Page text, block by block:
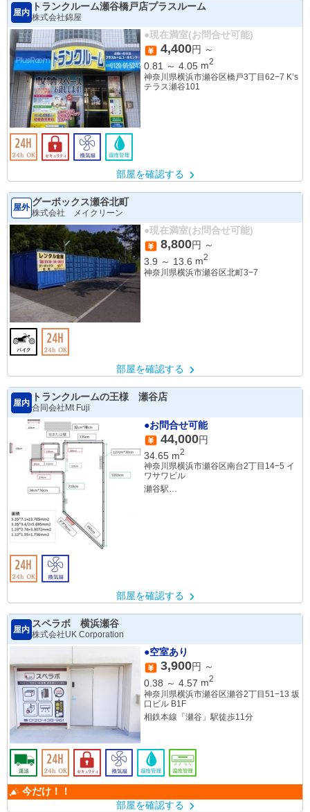
屋内
トランクルーム瀬谷橋戸店プラスルーム
株式会社錦屋
●現在満室(お問合せ可能)
4,400円 ～
0.81
～ 4.05 m2
神奈川県横浜市瀬谷区橋戸3丁目62−7 K’s
テラス瀬谷101
部屋を確認する
屋外 グーボックス瀬谷北町
株式会社 メイクリーン
●現在満室(お問合せ可能)
8,800円 ～
3.9 ～ 13.6 m2
神奈川県横浜市瀬谷区北町3−7
部屋を確認する
屋内
トランクルームの王様 瀬谷店
合同会社Mt Fuji
●お問合せ可能
44,000円
34.65 m2
神奈川県横浜市瀬谷区南台2丁目14−5 イ
ワサワビル
瀬谷駅
部屋を確認する
屋内
スペラボ 横浜瀬谷
株式会社UK Corporation
●空室あり
3,900円 ～
0.38 ～ 4.57 m2
神奈川県横浜市瀬谷区瀬谷2丁目51−13 坂
口ビル B1F
相鉄本線「瀬谷」駅徒歩11分
今だけ！！
部屋を確認する